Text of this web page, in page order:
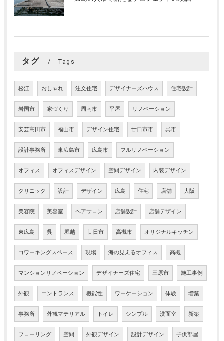
タグ Tags
松江 おしゃれ 注文住宅 デザイナーズハウス 住宅設計
岩国市 家づくり 周南市 平屋 リノベーション
安芸高田市 福山市 デザイン住宅 廿日市市 呉市
設計事務所 東広島市 広島市 フルリノベーション
オフィス オフィスデザイン 空間デザイン 内装デザイン
クリニック 設計 デザイン 広島 住宅 店舗 大阪
美容院 美容室 ヘアサロン 店舗設計 店舗デザイン
東広島 呉 堀越 廿日市 高槻市 オリジナルキッチン
コワーキングスペース 現場 海の見えるオフィス 高槻
マンションリノベーション デザイナーズ住宅 三原市 施工事例
外観 エントランス 機能性 ワーケーション 体験 増築
事務所 外観マテリアル トイレ シンプル 洗面室 新築
フローリング 空間 外観デザイン 設計デザイン 子供部屋